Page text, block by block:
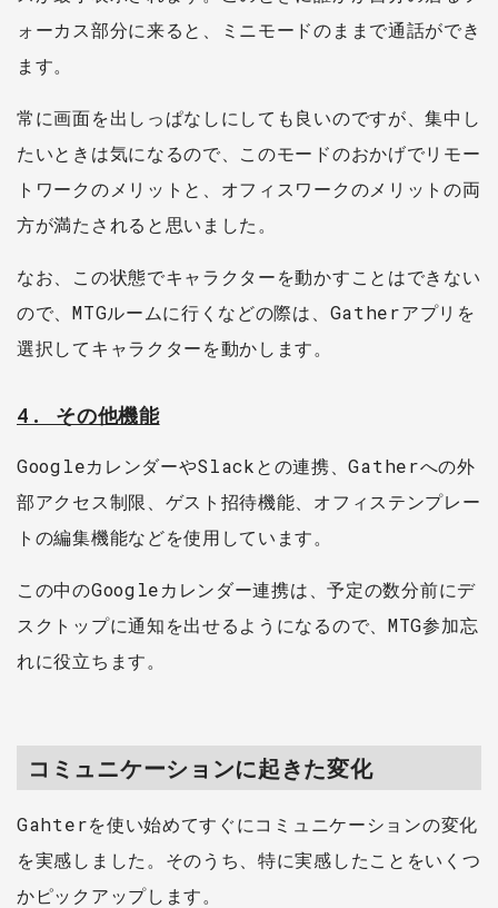
ォーカス部分に来ると、ミニモードのままで通話ができ
ます。
常に画面を出しっぱなしにしても良いのですが、集中し
たいときは気になるので、このモードのおかげでリモー
トワークのメリットと、オフィスワークのメリットの両
方が満たされると思いました。
なお、この状態でキャラクターを動かすことはできない
ので、MTGルームに行くなどの際は、Gatherアプリを
選択してキャラクターを動かします。
4. その他機能
GoogleカレンダーやSlackとの連携、Gatherへの外
部アクセス制限、ゲスト招待機能、オフィステンプレー
トの編集機能などを使用しています。
この中のGoogleカレンダー連携は、予定の数分前にデ
スクトップに通知を出せるようになるので、MTG参加忘
れに役立ちます。
コミュニケーションに起きた変化
Gahterを使い始めてすぐにコミュニケーションの変化
を実感しました。そのうち、特に実感したことをいくつ
かピックアップします。